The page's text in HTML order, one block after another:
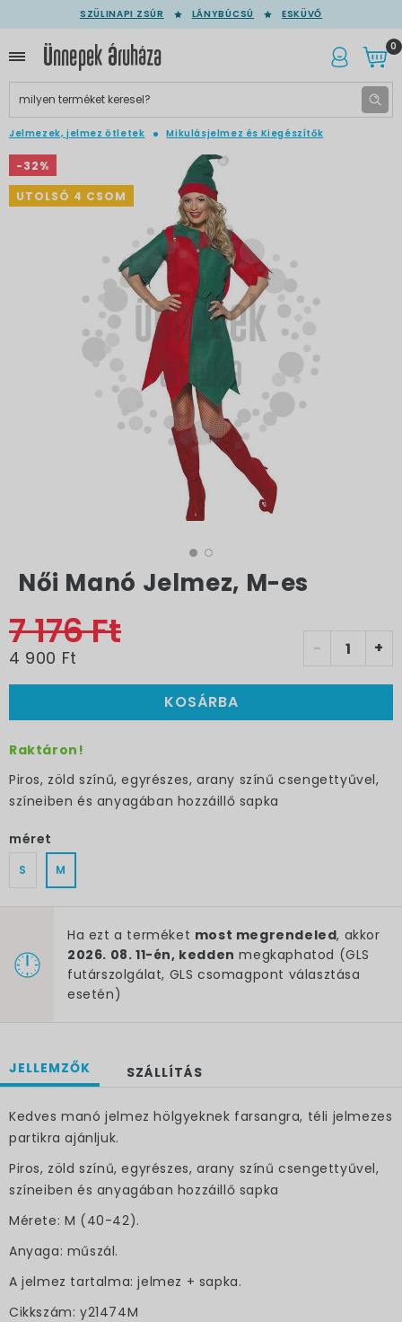
SZÜLINAPI ZSÚR LÁNYBÚCSÚ ESKÜVŐ
0
Jelmezek, jelmez ötletek Mikulásjelmez és Kiegészítők
-32%
UTOLSÓ 4 CSOM
Női Manó Jelmez, M-es
7 176 Ft
4 900 Ft - +
KOSÁRBA
Raktáron!
Piros, zöld színű, egyrészes, arany színű csengettyűvel,
színeiben és anyagában hozzáillő sapka
méret
S M
Ha ezt a terméket most megrendeled, akkor
2026. 08. 11-én, kedden megkaphatod (GLS
futárszolgálat, GLS csomagpont választása
esetén)
JELLEMZŐK SZÁLLÍTÁS
Kedves manó jelmez hölgyeknek farsangra, téli jelmezes
partikra ajánljuk.
Piros, zöld színű, egyrészes, arany színű csengettyűvel,
színeiben és anyagában hozzáillő sapka
Mérete: M (40-42).
Anyaga: műszál.
A jelmez tartalma: jelmez + sapka.
Cikkszám: y21474M